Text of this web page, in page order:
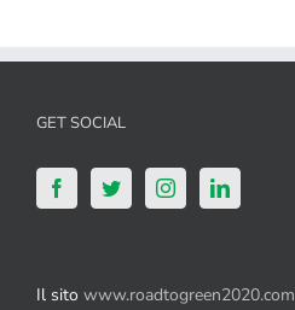
GET SOCIAL
Il sito www.roadtogreen2020.com